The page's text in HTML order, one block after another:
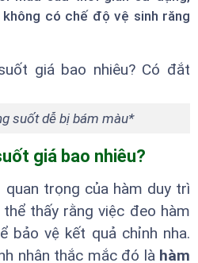
không có chế độ vệ sinh răng
suốt dễ bị bám màu*
giá bao nhiêu?
trọng của hàm duy trì
thấy rằng việc đeo hàm
bảo vệ kết quả chỉnh nha.
nhân thắc mắc đó là hàm